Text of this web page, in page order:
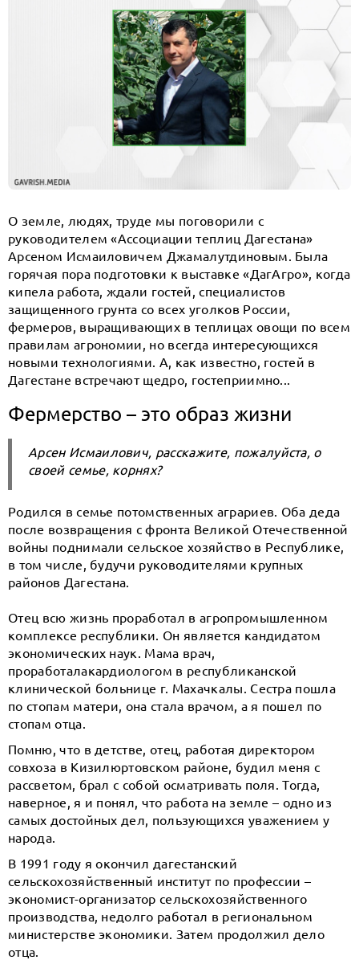
О земле, людях, труде мы поговорили с
руководителем «Ассоциации теплиц Дагестана»
Арсеном Исмаиловичем Джамалутдиновым. Была
горячая пора подготовки к выставке «ДагАгро», когда
кипела работа, ждали гостей, специалистов
защищенного грунта со всех уголков России,
фермеров, выращивающих в теплицах овощи по всем
правилам агрономии, но всегда интересующихся
новыми технологиями. А, как известно, гостей в
Дагестане встречают щедро, гостеприимно...
Фермерство – это образ жизни
Арсен Исмаилович, расскажите, пожалуйста, о
своей семье, корнях?
Родился в семье потомственных аграриев. Оба деда
после возвращения с фронта Великой Отечественной
войны поднимали сельское хозяйство в Республике,
в том числе, будучи руководителями крупных
районов Дагестана.
Отец всю жизнь проработал в агропромышленном
комплексе республики. Он является кандидатом
экономических наук. Мама врач,
проработалакардиологом в республиканской
клинической больнице г. Махачкалы. Сестра пошла
по стопам матери, она стала врачом, а я пошел по
стопам отца.
Помню, что в детстве, отец, работая директором
совхоза в Кизилюртовском районе, будил меня с
рассветом, брал с собой осматривать поля. Тогда,
наверное, я и понял, что работа на земле – одно из
самых достойных дел, пользующихся уважением у
народа.
В 1991 году я окончил дагестанский
сельскохозяйственный институт по профессии –
экономист-организатор сельскохозяйственного
производства, недолго работал в региональном
министерстве экономики. Затем продолжил дело
отца.